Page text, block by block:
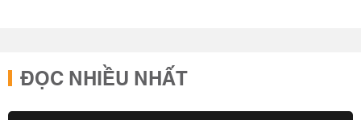
ĐỌC NHIỀU NHẤT